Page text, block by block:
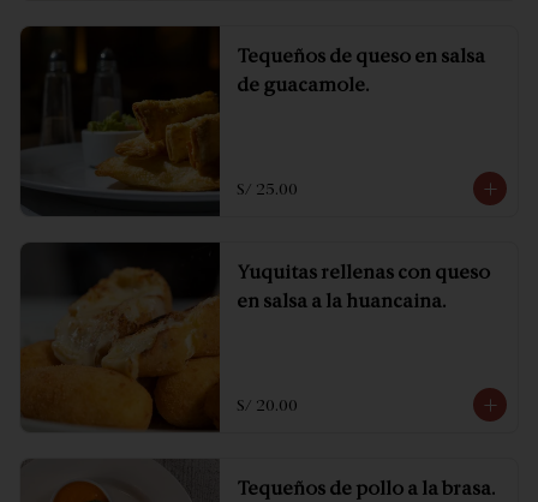
Tequeños de queso en salsa
de guacamole.
S/ 25.00
Yuquitas rellenas con queso
en salsa a la huancaina.
S/ 20.00
Tequeños de pollo a la brasa.